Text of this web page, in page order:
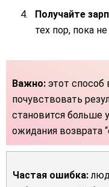
Получайте
тех пор, пока
Важно: этот способ
почувствовать
становится больше
ожидания возврата
Частая ошибка: